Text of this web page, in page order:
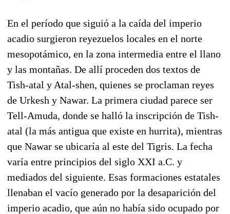
En el período que siguió a la caída del imperio
acadio surgieron reyezuelos locales en el norte
mesopotámico, en la zona intermedia entre el llano
y las montañas. De allí proceden dos textos de
Tish-atal y Atal-shen, quienes se proclaman reyes
de Urkesh y Nawar. La primera ciudad parece ser
Tell-Amuda, donde se halló la inscripción de Tish-
atal (la más antigua que existe en hurrita), mientras
que Nawar se ubicaría al este del Tigris. La fecha
varía entre principios del siglo XXI a.C. y
mediados del siguiente. Esas formaciones estatales
llenaban el vacío generado por la desaparición del
imperio acadio, que aún no había sido ocupado por